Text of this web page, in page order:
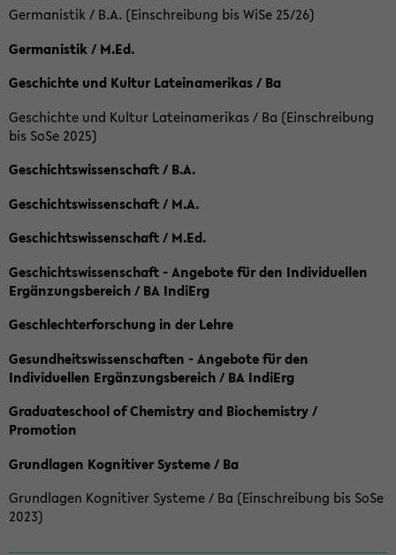
Germanistik / B.A. (Einschreibung bis WiSe 25/26)
Germanistik / M.Ed.
Geschichte und Kultur Lateinamerikas / Ba
Geschichte und Kultur Lateinamerikas / Ba (Einschreibung
bis SoSe 2025)
Geschichtswissenschaft / B.A.
Geschichtswissenschaft / M.A.
Geschichtswissenschaft / M.Ed.
Geschichtswissenschaft - Angebote für den Individuellen
Ergänzungsbereich / BA IndiErg
Geschlechterforschung in der Lehre
Gesundheitswissenschaften - Angebote für den
Individuellen Ergänzungsbereich / BA IndiErg
Graduateschool of Chemistry and Biochemistry /
Promotion
Grundlagen Kognitiver Systeme / Ba
Grundlagen Kognitiver Systeme / Ba (Einschreibung bis SoSe
2023)